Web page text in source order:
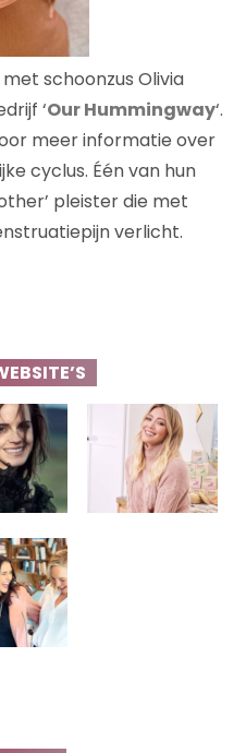
schoonzus Olivia
‘Our Hummingway‘.
meer informatie over
cyclus. Één van hun
pleister die met
verlicht.